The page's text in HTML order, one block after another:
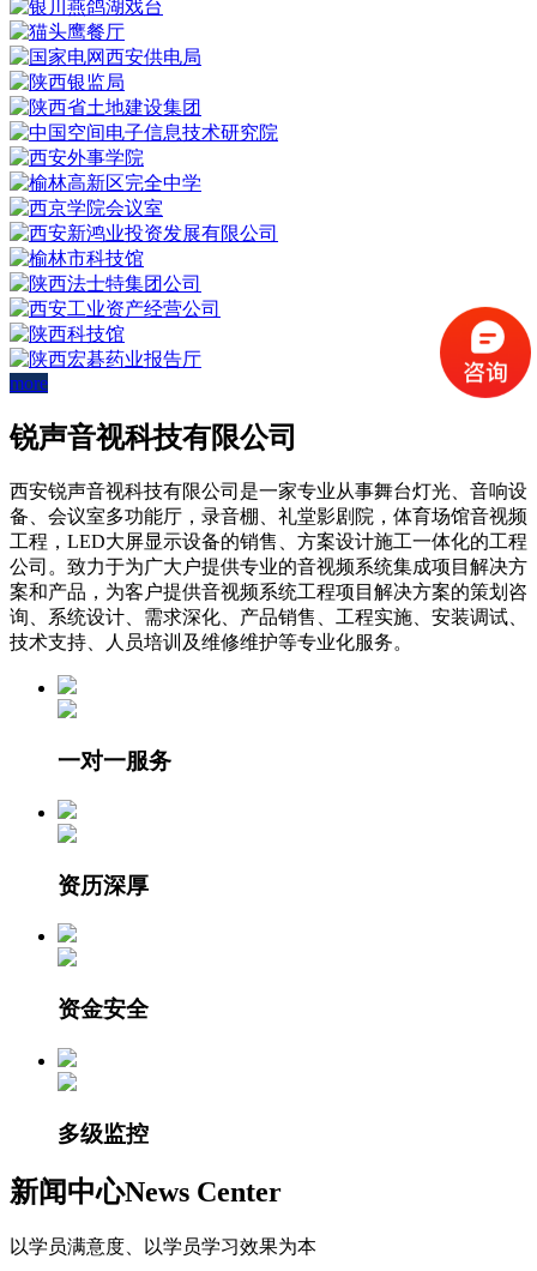
more
锐声音视科技有限公司
西安锐声音视科技有限公司是一家专业从事舞台灯光、音响设
备、会议室多功能厅，录音棚、礼堂影剧院，体育场馆音视频
工程，LED大屏显示设备的销售、方案设计施工一体化的工程
公司。致力于为广大户提供专业的音视频系统集成项目解决方
案和产品，为客户提供音视频系统工程项目解决方案的策划咨
询、系统设计、需求深化、产品销售、工程实施、安装调试、
技术支持、人员培训及维修维护等专业化服务。
一对一服务
资历深厚
资金安全
多级监控
新闻中心News Center
以学员满意度、以学员学习效果为本